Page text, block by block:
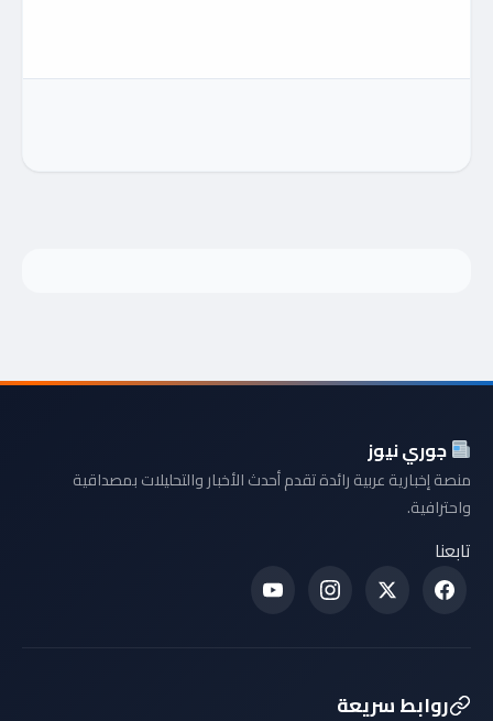
جوري نيوز
منصة إخبارية عربية رائدة تقدم أحدث الأخبار والتحليلات بمصداقية
واحترافية.
تابعنا
روابط سريعة